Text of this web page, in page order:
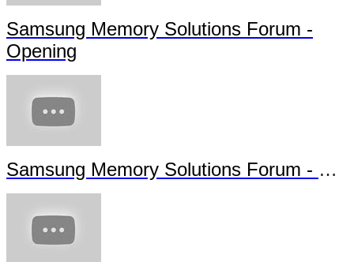
Samsung Memory Solutions Forum -
Opening
Samsung Memory Solutions Forum -